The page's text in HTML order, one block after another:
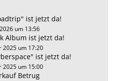
ist jetzt da!
um 13:56
Album ist jetzt da!
2025 um 17:20
ist jetzt da!
2025 um 15:00
Betrug